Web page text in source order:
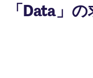
「Data」